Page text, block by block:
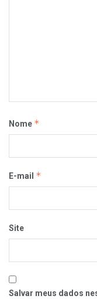
Nome *
E-mail *
Site
Salvar meus dados